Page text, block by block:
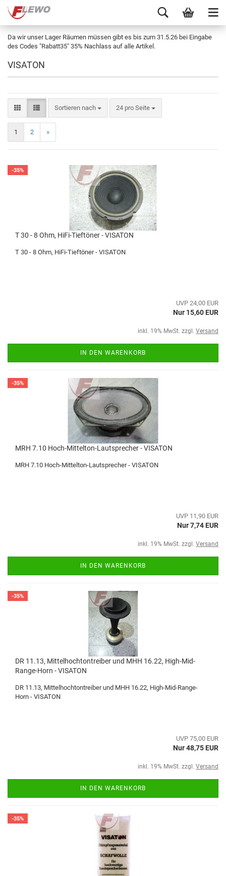
Da wir unser Lager Räumen müssen gibt es bis zum 31.5.26 bei Eingabe
des Codes "Rabatt35" 35% Nachlass auf alle Artikel.
VISATON
Sortieren nach 24 pro Seite
1 2 »
-35%
T 30 - 8 Ohm, HiFi-Tieftöner - VISATON
T 30 - 8 Ohm, HiFi-Tieftöner - VISATON
UVP 24,00 EUR
Nur 15,60 EUR
inkl. 19% MwSt. zzgl. Versand
IN DEN WARENKORB
-35%
MRH 7.10 Hoch-Mittelton-Lautsprecher - VISATON
MRH 7.10 Hoch-Mittelton-Lautsprecher - VISATON
UVP 11,90 EUR
Nur 7,74 EUR
inkl. 19% MwSt. zzgl. Versand
IN DEN WARENKORB
-35%
DR 11.13, Mittelhochtontreiber und MHH 16.22, High-Mid-
Range-Horn - VISATON
DR 11.13, Mittelhochtontreiber und MHH 16.22, High-Mid-Range-
Horn - VISATON
UVP 75,00 EUR
Nur 48,75 EUR
inkl. 19% MwSt. zzgl. Versand
IN DEN WARENKORB
-35%